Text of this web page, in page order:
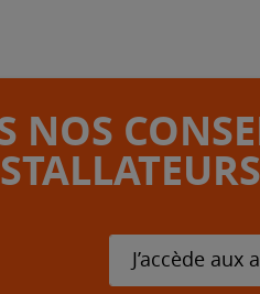
NOS
J’accède aux